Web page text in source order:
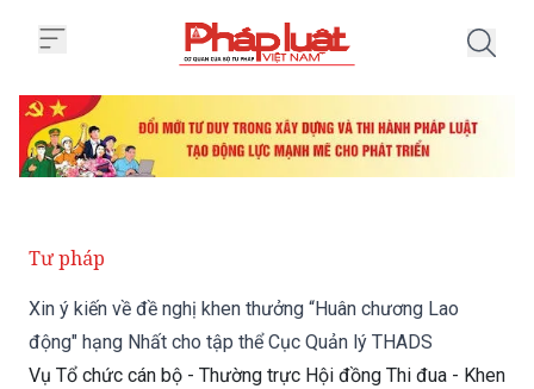
Tư pháp
Xin ý kiến về đề nghị khen thưởng “Huân chương Lao
động" hạng Nhất cho tập thể Cục Quản lý THADS
Vụ Tổ chức cán bộ - Thường trực Hội đồng Thi đua - Khen